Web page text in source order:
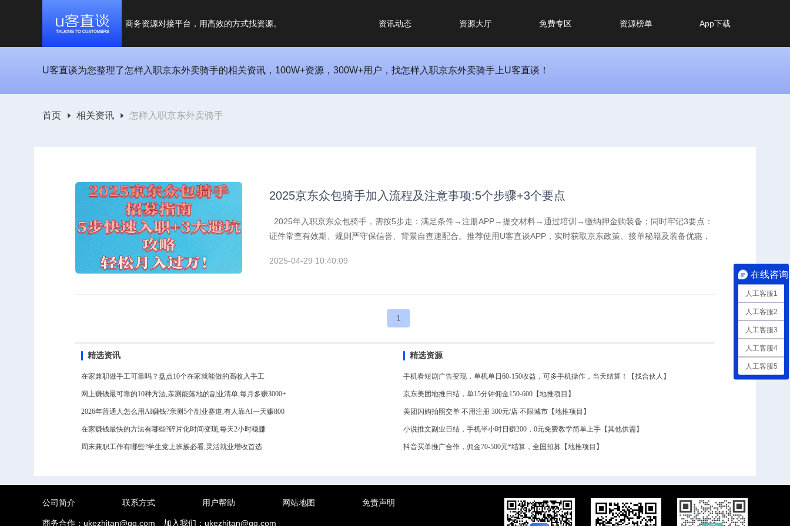
商务资源对接平台，用高效的方式找资源。 资讯动态 资源大厅 免费专区 资源榜单 App下载
U客直谈为您整理了怎样入职京东外卖骑手的相关资讯，100W+资源，300W+用户，找怎样入职京东外卖骑手上U客直谈！
首页 相关资讯 怎样入职京东外卖骑手
2025京东众包骑手加入流程及注意事项:5个步骤+3个要点
2025年入职京东众包骑手，需按5步走：满足条件→注册APP→提交材料→通过培训→缴纳押金购装备；同时牢记3要点：
证件常查有效期、规则严守保信誉、背景自查速配合。推荐使用U客直谈APP，实时获取京东政策、接单秘籍及装备优惠，
2025-04-29 10:40:09
1
精选资讯
在家兼职做手工可靠吗？盘点10个在家就能做的高收入手工
网上赚钱最可靠的10种方法,亲测能落地的副业清单,每月多赚3000+
2026年普通人怎么用AI赚钱?亲测5个副业赛道,有人靠AI一天赚800
在家赚钱最快的方法有哪些?碎片化时间变现,每天2小时稳赚
周末兼职工作有哪些?学生党上班族必看,灵活就业增收首选
精选资源
手机看短剧广告变现，单机单日60-150收益，可多手机操作，当天结算！【找合伙人】
京东美团地推日结，单15分钟佣金150-600【地推项目】
美团闪购拍照交单 不用注册 300元/店 不限城市【地推项目】
小说推文副业日结，手机半小时日赚200，0元免费教学简单上手【其他供需】
抖音买单推广合作，佣金70-500元*结算，全国招募【地推项目】
公司简介 联系方式 用户帮助 网站地图 免责声明
商务合作：ukezhitan@qq.com 加入我们：ukezhitan@qq.com
在线咨询
人工客服1
人工客服2
人工客服3
人工客服4
人工客服5